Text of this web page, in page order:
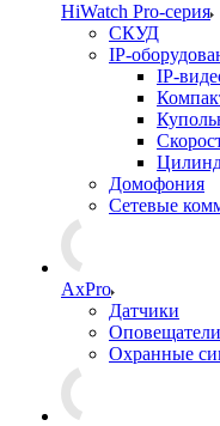
HiWatch Pro-серия
CКУД
IP-
IP-
Домофония
Сетевые
AxPro
Датчики
Оповещатели
Охранные